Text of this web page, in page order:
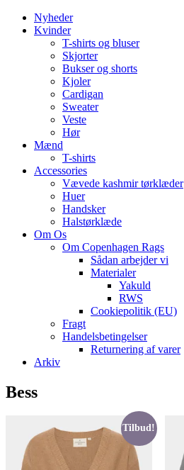
Nyheder
Kvinder
T-shirts og bluser
Skjorter
Bukser og shorts
Kjoler
Cardigan
Sweater
Veste
Hør
Mænd
T-shirts
Accessories
Vævede kashmir tørklæder
Huer
Handsker
Halstørklæde
Om Os
Om Copenhagen Rags
Sådan arbejder vi
Materialer
Yakuld
RWS
Cookiepolitik (EU)
Fragt
Handelsbetingelser
Returnering af varer
Arkiv
Bess
Tilbud!